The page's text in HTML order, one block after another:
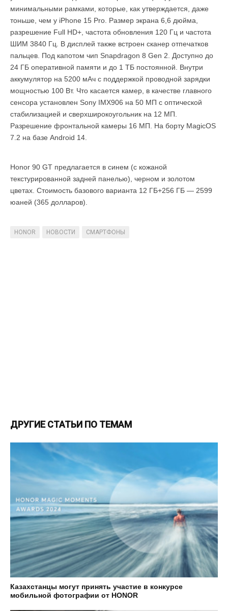
минимальными рамками, которые, как утверждается, даже
тоньше, чем у iPhone 15 Pro. Размер экрана 6,6 дюйма,
разрешение Full HD+, частота обновления 120 Гц и частота
ШИМ 3840 Гц. В дисплей также встроен сканер отпечатков
пальцев. Под капотом чип Snapdragon 8 Gen 2. Доступно до
24 ГБ оперативной памяти и до 1 ТБ постоянной. Внутри
аккумулятор на 5200 мАч с поддержкой проводной зарядки
мощностью 100 Вт. Что касается камер, в качестве главного
сенсора установлен Sony IMX906 на 50 МП с оптической
стабилизацией и сверхширокоугольник на 12 МП.
Разрешение фронтальной камеры 16 МП. На борту MagicOS
7.2 на базе Android 14.
Honor 90 GT предлагается в синем (с кожаной
текстурированной задней панелью), черном и золотом
цветах. Стоимость базового варианта 12 ГБ+256 ГБ — 2599
юаней (365 долларов).
HONOR НОВОСТИ СМАРТФОНЫ
ДРУГИЕ СТАТЬИ ПО ТЕМАМ
Казахстанцы могут принять участие в конкурсе
мобильной фотографии от HONOR